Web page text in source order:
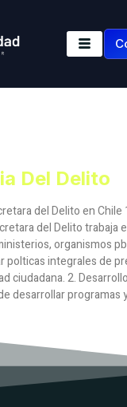
Del Delito
del Delito en Chile
del Delito trabaja
organismos
polticas integrales de
ciudadana. 2.
desarrollar programas